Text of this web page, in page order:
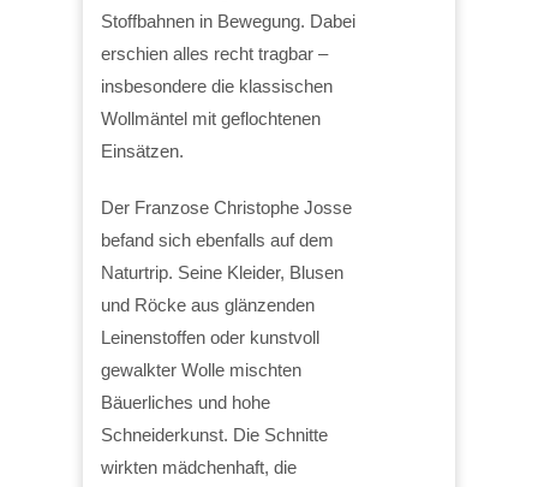
Stoffbahnen in Bewegung. Dabei
erschien alles recht tragbar –
insbesondere die klassischen
Wollmäntel mit geflochtenen
Einsätzen.
Der Franzose Christophe Josse
befand sich ebenfalls auf dem
Naturtrip. Seine Kleider, Blusen
und Röcke aus glänzenden
Leinenstoffen oder kunstvoll
gewalkter Wolle mischten
Bäuerliches und hohe
Schneiderkunst. Die Schnitte
wirkten mädchenhaft, die